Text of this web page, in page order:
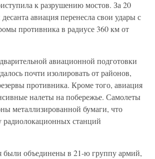
к разрушению мостов. За 20
авиация перенесла свои удары с
противника в радиусе 360 км от
авиационной подготовки
почти изолировать от районов,
противника. Кроме того, авиация
налеты на побережье. Самолеты
металлизированной бумаги, что
радиолокационных станций
объединены в 21-ю группу армий,